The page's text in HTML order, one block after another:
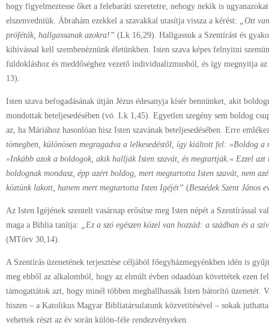
hogy figyelmeztesse őket a felebaráti szeretetre, nehogy nekik is
elszenvedniük. Ábrahám ezekkel a szavakkal utasítja vissza a kérést: „Ott
próféták, hallgassanak azokra!” (Lk 16,29). Hallgassuk a Szentírást és
kihívással kell szembenéznünk életünkben. Isten szava képes felnyitni
fuldokláshoz és meddőséghez vezető individualizmusból, és így megnyitja
13).
Isten szava befogadásának útján Jézus édesanyja kísér bennünket, akit
mondottak beteljesedésében (vö. Lk 1,45). Egyetlen szegény sem boldog
az, ha Máriához hasonlóan hisz Isten szavának beteljesedésében. Erre
tömegben, különösen megragadva a lelkesedéstől, így kiáltott fel: »Boldog a
»Inkább azok a boldogok, akik hallják Isten szavát, és megtartják.« Ezzel
boldognak mondasz, épp azért boldog, mert megtartotta Isten szavát, nem
köztünk lakott, hanem mert megtartotta Isten Igéjét” (Beszédek Szent János
Az Isten Igéjének szentelt vasárnap erősítse meg Isten népét a Szentírással
maga a Biblia tanítja: „Ez a szó egészen közel van hozzád: a szádban és a
(MTörv 30,14).
A Szentírás üzenetének terjesztése céljából főegyházmegyénkben idén is
meg ebből az alkalomból, hogy az elmúlt évben odaadóan követtétek ezen
támogattátok azt, hogy minél többen meghallhassák Isten bátorító üzenetét.
hiszen – a Katolikus Magyar Bibliatársulatunk közvetítésével – sokak
vehettek részt az év során külön-féle rendezvényeken.